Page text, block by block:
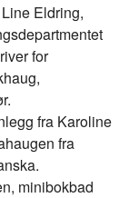
Eldring,
for
fra Karoline
fra
minibokbad